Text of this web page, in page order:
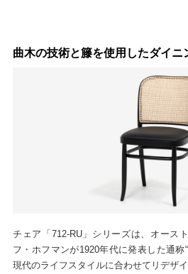
曲木の技術と籐を使用したダイニ
チェア「712-RU」シリーズは、オース
フ・ホフマンが1920年代に発表した通称
現代のライフスタイルに合わせてリデザイ